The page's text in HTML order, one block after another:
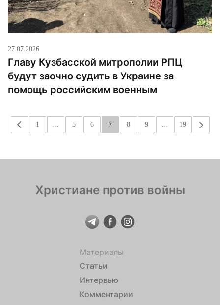
27.07.2026
Главу Кузбасской митрополии РПЦ
будут заочно судить в Украине за
помощь российским военным
« 1 5 6 7 8 9 19 »
Христиане против войны
Материалы
Статьи
Интервью
Комментарии